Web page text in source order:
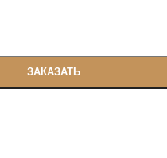
ЗАКАЗАТЬ